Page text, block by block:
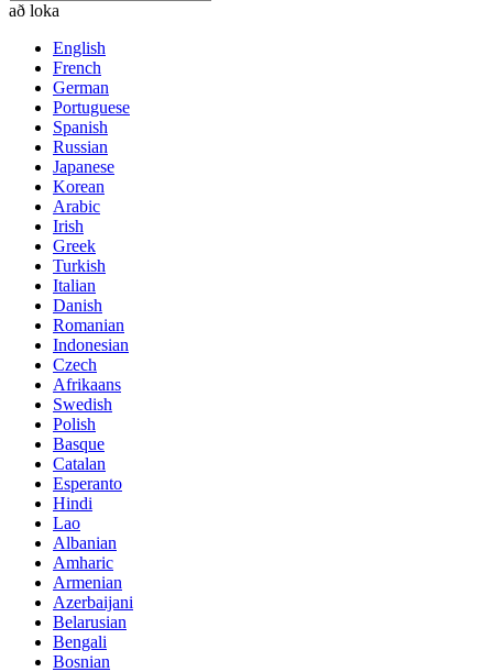
að loka
English
French
German
Portuguese
Spanish
Russian
Japanese
Korean
Arabic
Irish
Greek
Turkish
Italian
Danish
Romanian
Indonesian
Czech
Afrikaans
Swedish
Polish
Basque
Catalan
Esperanto
Hindi
Lao
Albanian
Amharic
Armenian
Azerbaijani
Belarusian
Bengali
Bosnian